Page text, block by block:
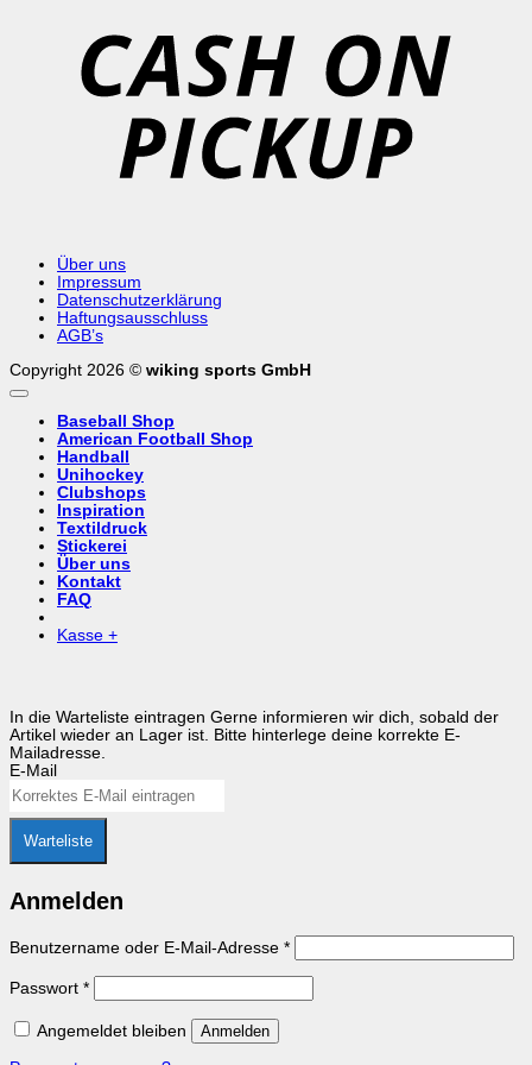
Über uns
Impressum
Datenschutzerklärung
Haftungsausschluss
AGB’s
Copyright 2026 © wiking sports GmbH
Baseball Shop
American Football Shop
Handball
Unihockey
Clubshops
Inspiration
Textildruck
Stickerei
Über uns
Kontakt
FAQ
Kasse +
In die Warteliste eintragen Gerne informieren wir dich, sobald der
Artikel wieder an Lager ist. Bitte hinterlege deine korrekte E-
Mailadresse.
E-Mail
Warteliste
Anmelden
Benutzername oder E-Mail-Adresse *Erforderlich
Passwort *Erforderlich
Angemeldet bleiben Anmelden